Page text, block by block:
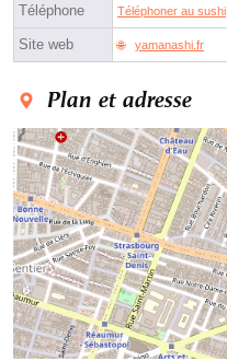
Téléphone Téléphoner au sushi
Site web yamanashi.fr
Plan et adresse